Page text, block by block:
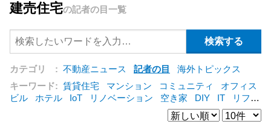
建売住宅の記者の目一覧
カテゴリ : 不動産ニュース 記者の目
海外トピックス
キーワード: 賃貸住宅 マンション コミュニティ
オフィス
ビル
ホテル IoT リノベーション 空き家 DIY IT
リフォ
建売住宅 管理会社
集合住
三菱地所 賃貸借 公営住宅[+]